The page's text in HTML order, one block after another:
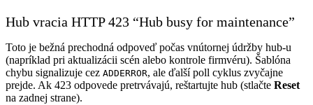
Hub vracia HTTP 423 “Hub busy for maintenance”
Toto je bežná prechodná odpoveď počas vnútornej údržby hub-u
(napríklad pri aktualizácii scén alebo kontrole firmvéru). Šablóna
chybu signalizuje cez ADDERROR, ale ďalší poll cyklus zvyčajne
prejde. Ak 423 odpovede pretrvávajú, reštartujte hub (stlačte Reset
na zadnej strane).